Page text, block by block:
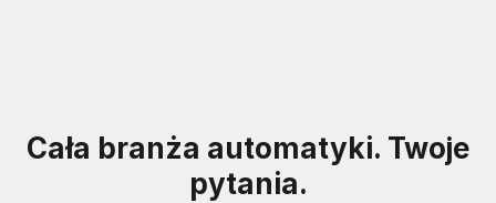
Cała branża automatyki. Twoje
pytania.